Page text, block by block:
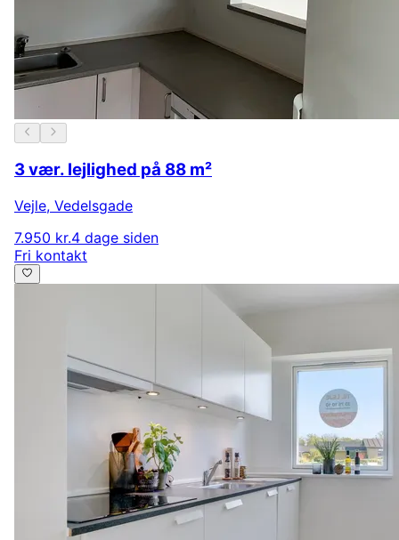
3 vær. lejlighed på 88 m²
Vejle, Vedelsgade
7.950 kr.4 dage siden
Fri kontakt